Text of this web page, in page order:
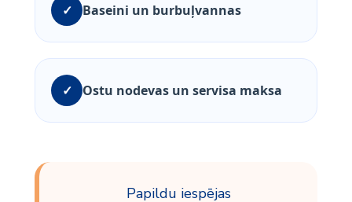
✓ Baseini un burbuļvannas
✓ Ostu nodevas un servisa maksa
Papildu iespējas